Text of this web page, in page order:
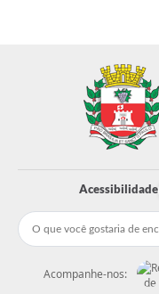
Acessibilidade
Acompanhe-nos: